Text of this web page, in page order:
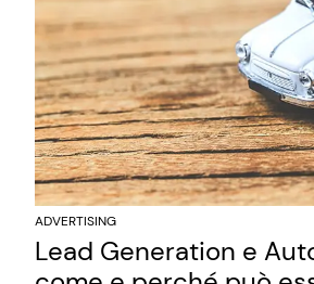
ADVERTISING
Lead Generation e